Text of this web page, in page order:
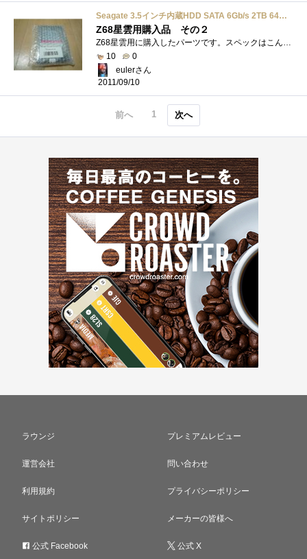
Seagate 3.5インチ内蔵HDD SATA 6Gb/s 2TB 64MB 5900rpm ST2000DL003
Z68星雲用購入品 その２
Z68星雲用に購入したパーツです。スペックはこんな感じSATA3（６Gb/s)キャッシュ６４MB5900rpm容量２TBそうです。インテル・スマート・レスポンス・�...
10
0
eulerさん
2011/09/10
前へ 1 次へ
ラウンジ プレミアムレビュー
運営会社 問い合わせ
利用規約 プライバシーポリシー
サイトポリシー メーカーの皆様へ
公式 Facebook 公式 X